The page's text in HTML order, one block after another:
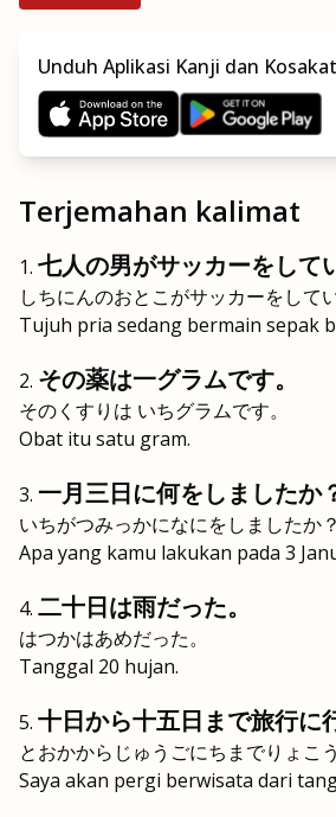
Unduh Aplikasi Kanji dan
Terjemahan kalimat
七人の男がサッカーをして
しちにんのおとこがサッカーをして
Tujuh pria sedang bermain sepak
その薬は一グラムです。
そのくすりは いちグラムです。
Obat itu satu gram.
一月三日に何をしましたか
いちがつみっかになにをしましたか？
Apa yang kamu lakukan pada 3
二十日は雨だった。
はつかはあめだった。
Tanggal 20 hujan.
十日から十五日まで旅行に
とおかからじゅうごにちまでりょこ
Saya akan pergi berwisata dari